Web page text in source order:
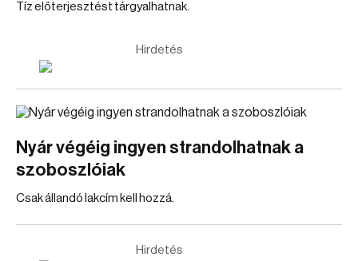
Tíz előterjesztést tárgyalhatnak.
Hirdetés
Nyár végéig ingyen strandolhatnak a
szoboszlóiak
Csak állandó lakcím kell hozzá.
Hirdetés